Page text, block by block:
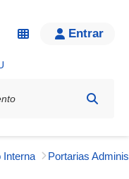
Entrar
Interna